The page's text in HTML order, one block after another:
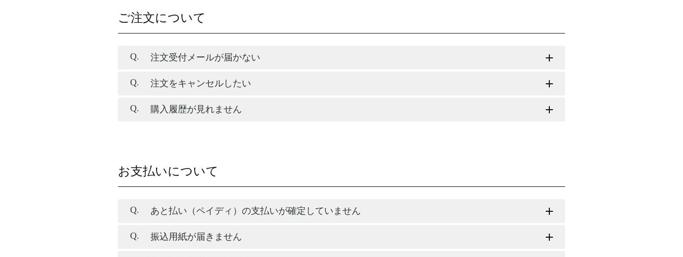
ご注文について
注文受付メールが届かない
注文をキャンセルしたい
購入履歴が見れません
お支払いについて
あと払い（ペイディ）の支払いが確定していません
振込用紙が届きません